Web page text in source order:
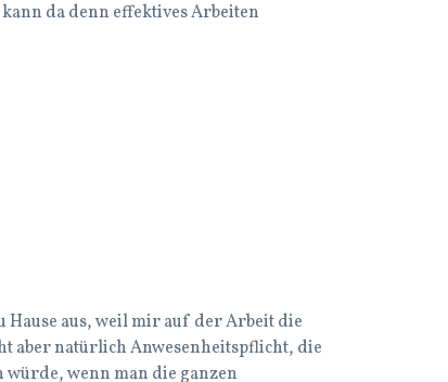
da denn effektives Arbeiten
Hause aus, weil mir auf der Arbeit die
aber natürlich Anwesenheitspflicht, die
wenn man die ganzen